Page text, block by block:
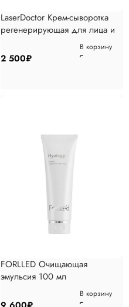
LaserDoctor Крем-сыворотка
регенерирующая для лица и
2 500₽
В корзину
FORLLED Очищающая
эмульсия 100 мл
В корзину